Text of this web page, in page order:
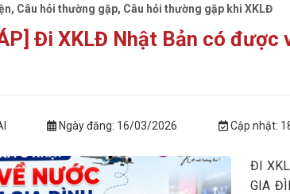
, Câu hỏi thường gặp, Câu hỏi thường gặp khi XKLĐ
Đi XKLĐ Nhật Bản có được
Ngày đăng: 16/03/2026 Cập nhật:
ĐI
GIA